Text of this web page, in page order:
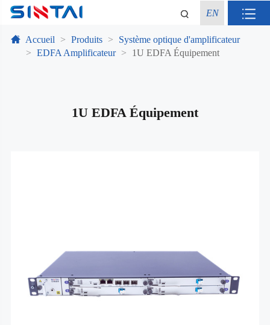
EN
Accueil Produits
Système optique d'amplificateur
EDFA Amplificateur
1U EDFA Équipement
1U EDFA Équipement